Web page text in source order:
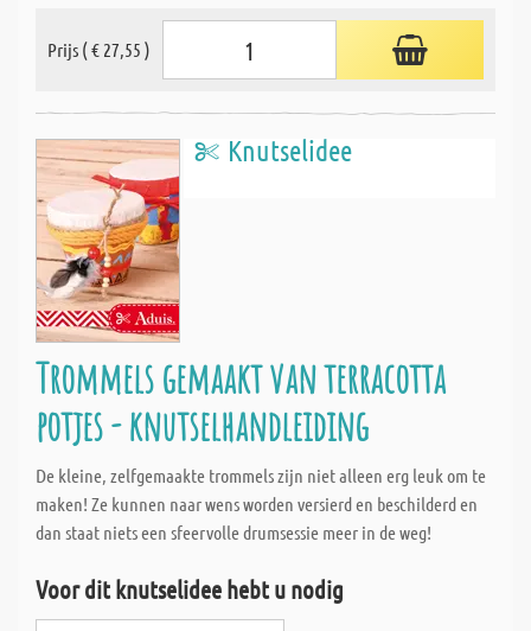
Prijs ( € 27,55 )
Knutselidee
Trommels gemaakt van terracotta
potjes - knutselhandleiding
De kleine, zelfgemaakte trommels zijn niet alleen erg leuk om te
maken! Ze kunnen naar wens worden versierd en beschilderd en
dan staat niets een sfeervolle drumsessie meer in de weg!
Voor dit knutselidee hebt u nodig